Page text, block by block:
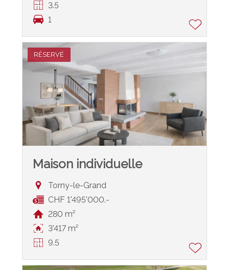
3.5
1
RÉSERVÉ
Maison individuelle
Torny-le-Grand
CHF 1'495'000.-
280 m²
3'417 m²
9.5